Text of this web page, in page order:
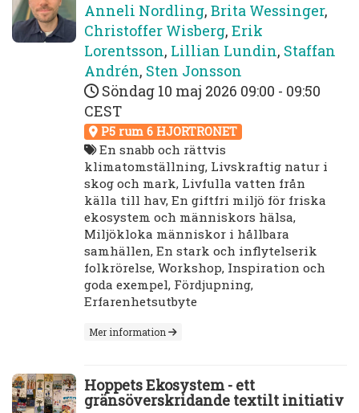
Anneli Nordling, Brita Wessinger,
Christoffer Wisberg, Erik
Lorentsson, Lillian Lundin, Staffan
Andrén, Sten Jonsson
Söndag 10 maj 2026 09:00 - 09:50
CEST
P5 rum 6 HJORTRONET
En snabb och rättvis
klimatomställning, Livskraftig natur i
skog och mark, Livfulla vatten från
källa till hav, En giftfri miljö för friska
ekosystem och människors hälsa,
Miljökloka människor i hållbara
samhällen, En stark och inflytelserik
folkrörelse, Workshop, Inspiration och
goda exempel, Fördjupning,
Erfarenhetsutbyte
Mer information
Hoppets Ekosystem - ett
gränsöverskridande textilt initiativ